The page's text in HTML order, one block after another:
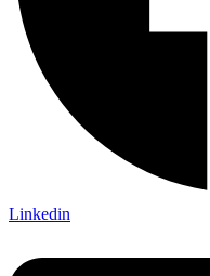
Linkedin